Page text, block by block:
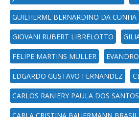
GUILHERME BERNARDINO DA CUNHA
GIOVANI RUBERT LIBRELOTTO
FELIPE MARTINS MULLER
EDGARDO GUSTAVO FERNANDEZ
CARLOS RANIERY PAULA DOS SANTOS